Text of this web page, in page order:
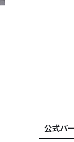
公式パ